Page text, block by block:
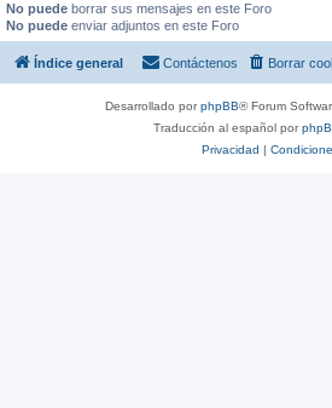
No puede borrar sus mensajes en este Foro
No puede enviar adjuntos en este Foro
Índice general Borrar
Contáctenos
Desarrollado porphpBB® Forum
Traducción al español por
Privacidad |